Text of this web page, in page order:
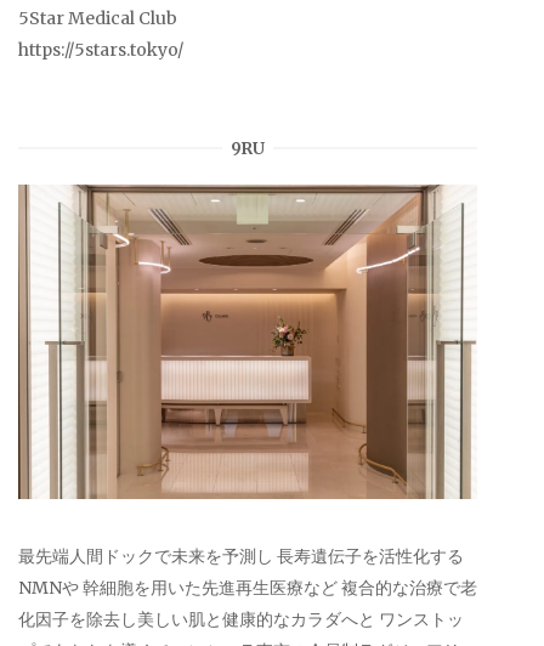
5Star Medical Club
https://5stars.tokyo/
9RU
最先端人間ドックで未来を予測し 長寿遺伝子を活性化する
NMNや 幹細胞を用いた先進再生医療など 複合的な治療で老
化因子を除去し美しい肌と健康的なカラダへと ワンストッ